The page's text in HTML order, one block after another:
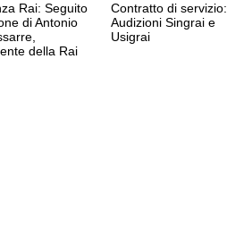
Rai: Seguito
di Antonio
della Rai
Contratto di servizio:
Audizioni Singrai e
Usigrai